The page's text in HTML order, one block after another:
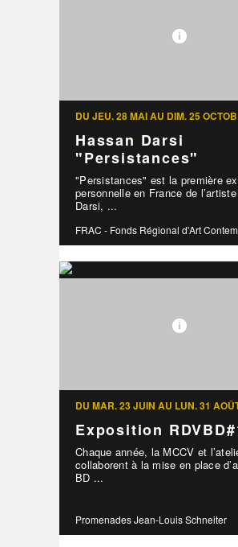
DU JEU. 28 MAI AU DIM. 25
Hassan Darsi
"Persistances"
"Persistances" est la première
personnelle en France de
Darsi, ...
FRAC - Fonds Régional d'Art
DU MAR. 23 JUIN AU LUN. 31
Exposition
Chaque année, la MCCV et
collaborent à la mise en place
BD ...
Promenades Jean-Louis Schneiter